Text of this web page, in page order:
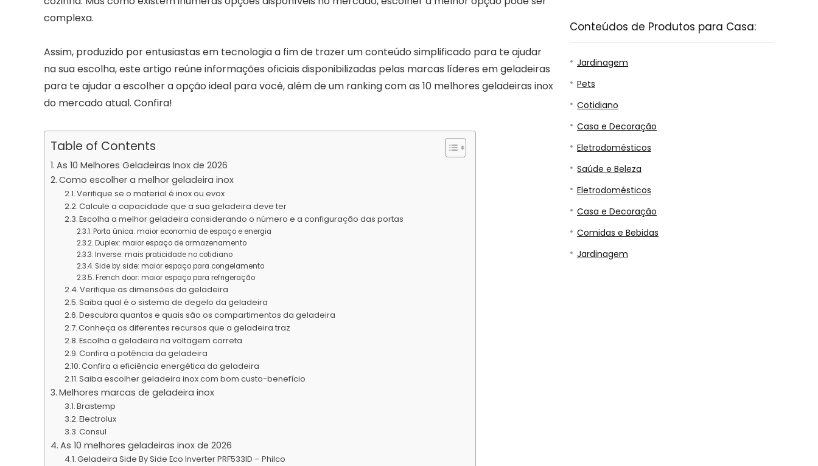
complexa.
Assim, produzido por entusiastas em tecnologia a fim de trazer um conteúdo simplificado para te ajudar
na sua escolha, este artigo reúne informações oficiais disponibilizadas pelas marcas líderes em geladeiras
para te ajudar a escolher a opção ideal para você, além de um ranking com as 10 melhores geladeiras inox
do mercado atual. Confira!
Table of Contents
As 10 Melhores Geladeiras Inox de 2026
Como escolher a melhor geladeira inox
Verifique se o material é inox ou evox
Calcule a capacidade que a sua geladeira deve ter
Escolha a melhor geladeira considerando o número e a configuração das portas
Porta única: maior economia de espaço e energia
Duplex: maior espaço de armazenamento
Inverse: mais praticidade no cotidiano
Side by side: maior espaço para congelamento
French door: maior espaço para refrigeração
Verifique as dimensões da geladeira
Saiba qual é o sistema de degelo da geladeira
Descubra quantos e quais são os compartimentos da geladeira
Conheça os diferentes recursos que a geladeira traz
Escolha a geladeira na voltagem correta
Confira a potência da geladeira
Confira a eficiência energética da geladeira
Saiba escolher geladeira inox com bom custo-benefício
Melhores marcas de geladeira inox
Brastemp
Electrolux
Consul
As 10 melhores geladeiras inox de 2026
Geladeira Side By Side Eco Inverter PRF533ID – Philco
Conteúdos de Produtos para Casa:
Jardinagem
Pets
Cotidiano
Casa e Decoração
Eletrodomésticos
Saúde e Beleza
Eletrodomésticos
Casa e Decoração
Comidas e Bebidas
Jardinagem